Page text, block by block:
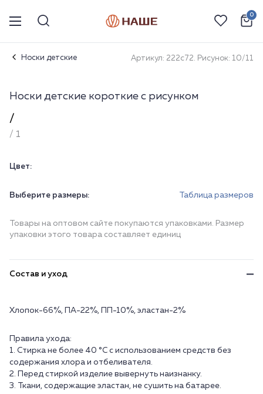
0
Носки детские Артикул: 222с72. Рисунок: 10/11
Носки детские короткие с рисунком
/
/ 1
Цвет:
Выберите размеры: Таблица размеров
Товары на оптовом сайте покупаются упаковками. Размер
упаковки этого товара составляет единиц
Состав и уход
Хлопок-66%, ПА-22%, ПП-10%, эластан-2%
Правила ухода:
1. Стирка не более 40 °C с использованием средств без
содержания хлора и отбеливателя.
2. Перед стиркой изделие вывернуть наизнанку.
3. Ткани, содержащие эластан, не сушить на батарее.